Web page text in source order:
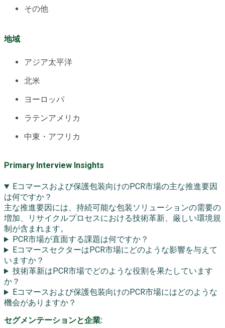
その他
地域
アジア太平洋
北米
ヨーロッパ
ラテンアメリカ
中東・アフリカ
Primary Interview Insights
Eコマースおよび保護包装向けのPCR市場の主な推進要因
は何ですか？
主な推進要因には、持続可能な包装ソリューションの需要の
増加、リサイクルプロセスにおける技術革新、厳しい環境規
制が含まれます。
PCR市場が直面する課題は何ですか？
EコマースセクターはPCR市場にどのような影響を与えて
いますか？
技術革新はPCR市場でどのような役割を果たしています
か？
Eコマースおよび保護包装向けのPCR市場にはどのような
機会がありますか？
セグメンテーションと企業: